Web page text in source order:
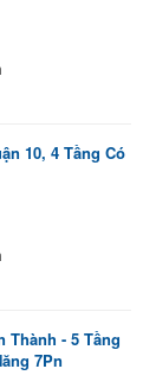
10, 4 Tầng Có
Thành - 5 Tầng
7Pn